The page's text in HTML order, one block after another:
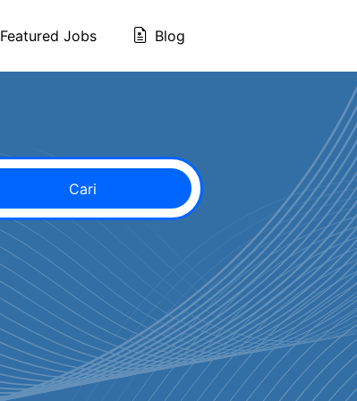
Featured Jobs Blog
Cari